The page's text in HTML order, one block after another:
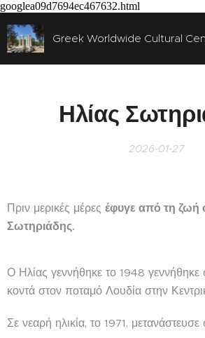
googlea09d7694ec467632.html
Greek Worldwide Cultural
Ηλίας
2026-01-27
Πριν μερικές μέρες έφυγε από τη ζωή
Σωτηριάδης.
Ο Ηλίας γεννήθηκε το 1948
κοντά στον ποταμό Λουδία στην
Σε νεαρή ηλικία, το 1971,